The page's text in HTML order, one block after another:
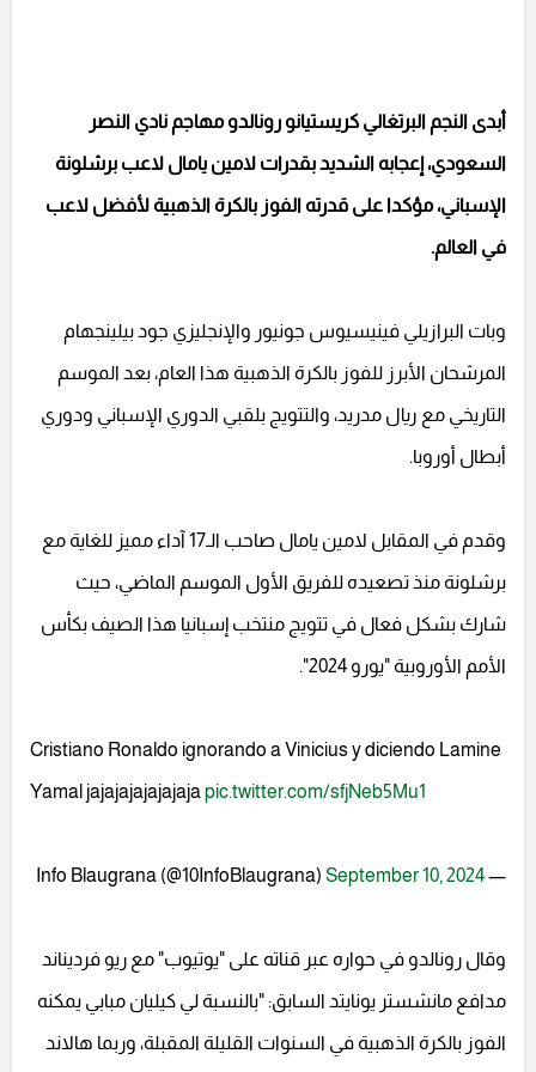
أبدى النجم البرتغالي كريستيانو رونالدو مهاجم نادي النصر
السعودي، إعجابه الشديد بقدرات لامين يامال لاعب برشلونة
الإسباني، مؤكدا على قدرته الفوز بالكرة الذهبية لأفضل لاعب
في العالم.
وبات البرازيلي فينيسيوس جونيور والإنجليزي جود بيلينجهام
المرشحان الأبرز للفوز بالكرة الذهبية هذا العام، بعد الموسم
التاريخي مع ريال مدريد، والتتويج بلقبي الدوري الإسباني ودوري
أبطال أوروبا.
وقدم في المقابل لامين يامال صاحب الـ17 آداء مميز للغاية مع
برشلونة منذ تصعيده للفريق الأول الموسم الماضي، حيث
شارك بشكل فعال في تتويج منتخب إسبانيا هذا الصيف بكأس
الأمم الأوروبية "يورو 2024".
Cristiano Ronaldo ignorando a Vinicius y diciendo Lamine
Yamal jajajajajajajajapic.twitter.com/sfjNeb5Mu1
— Info Blaugrana (@10InfoBlaugrana)
September 10, 2024
وقال رونالدو في حواره عبر قناته على "يوتيوب" مع ريو فرديناند
مدافع مانشستر يونايتد السابق: "بالنسبة لي كيليان مبابي يمكنه
الفوز بالكرة الذهبية في السنوات القليلة المقبلة، وربما هالاند